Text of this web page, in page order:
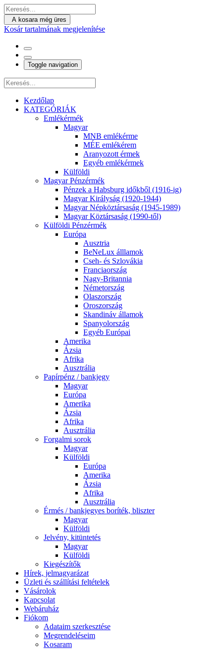
A kosara még üres
Kosár tartalmának megjelenítése
Toggle navigation
Kezdőlap
KATEGÓRIÁK
Emlékérmék
Magyar
MNB emlékérme
MÉE emlékérem
Aranyozott érmek
Egyéb emlékérmek
Külföldi
Magyar Pénzérmék
Pénzek a Habsburg időkből (1916-ig)
Magyar Királyság (1920-1944)
Magyar Népköztársaság (1945-1989)
Magyar Köztársaság (1990-től)
Külföldi Pénzérmék
Európa
Ausztria
BeNeLux álllamok
Cseh- és Szlovákia
Franciaország
Nagy-Britannia
Németország
Olaszország
Oroszország
Skandináv államok
Spanyolország
Egyéb Európai
Amerika
Ázsia
Afrika
Ausztrália
Papírpénz / bankjegy
Magyar
Európa
Amerika
Ázsia
Afrika
Ausztrália
Forgalmi sorok
Magyar
Külföldi
Európa
Amerika
Ázsia
Afrika
Ausztrália
Érmés / bankjegyes boríték, bliszter
Magyar
Külföldi
Jelvény, kitüntetés
Magyar
Külföldi
Kiegészítők
Hírek, jelmagyarázat
Üzleti és szállítási feltételek
Vásárolok
Kapcsolat
Webáruház
Fiókom
Adataim szerkesztése
Megrendeléseim
Kosaram